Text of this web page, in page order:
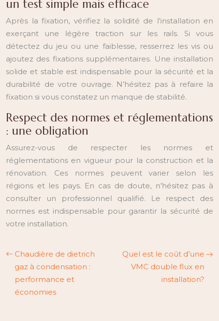
un test simple mais efficace
Après la fixation, vérifiez la solidité de l’installation en
exerçant une légère traction sur les rails. Si vous
détectez du jeu ou une faiblesse, resserrez les vis ou
ajoutez des fixations supplémentaires. Une installation
solide et stable est indispensable pour la sécurité et la
durabilité de votre ouvrage. N’hésitez pas à refaire la
fixation si vous constatez un manque de stabilité.
Respect des normes et réglementations
: une obligation
Assurez-vous de respecter les normes et
réglementations en vigueur pour la construction et la
rénovation. Ces normes peuvent varier selon les
régions et les pays. En cas de doute, n’hésitez pas à
consulter un professionnel qualifié. Le respect des
normes est indispensable pour garantir la sécurité de
votre installation.
Chaudière de dietrich
gaz à condensation :
performance et
économies
Quel est le coût d’une
VMC double flux en
installation?